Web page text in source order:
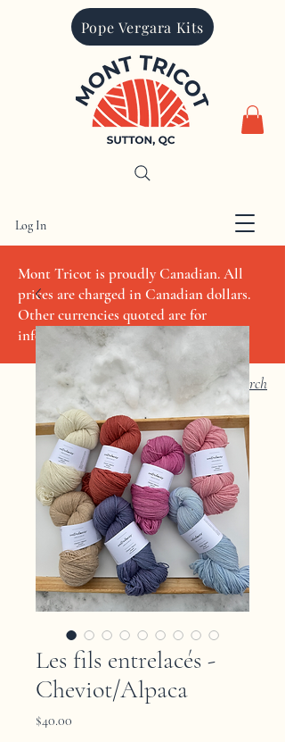
Pope Vergara Kits
CAD (C$)
Mont Tricot is proudly Canadian. All
prices are charged in Canadian dollars.
Other currencies quoted are for
informational purposes only
Log In
Search
Les fils entrelacés -
Cheviot/Alpaca
$40.00